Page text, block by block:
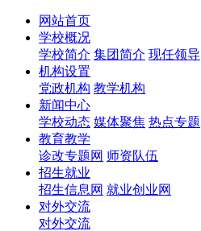
网站首页
学校概况
学校简介 集团简介 现任领导
机构设置
党政机构 教学机构
新闻中心
学校动态 媒体聚焦 热点专题
教育教学
诊改专题网 师资队伍
招生就业
招生信息网 就业创业网
对外交流
对外交流